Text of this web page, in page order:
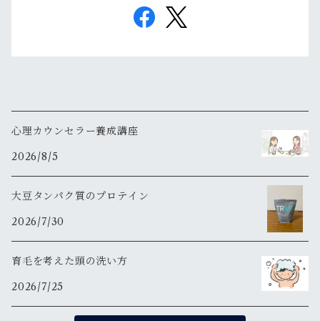
心理カウンセラー養成講座
2026/8/5
大豆タンパク質のプロテイン
2026/7/30
育毛を考えた頭の洗い方
2026/7/25